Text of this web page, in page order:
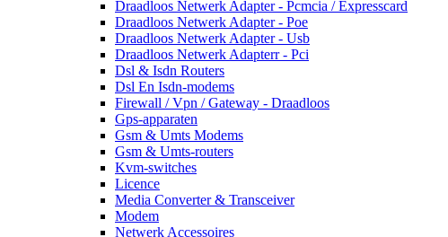
Draadloos Netwerk Adapter - Pcmcia / Expresscard
Draadloos Netwerk Adapter - Poe
Draadloos Netwerk Adapter - Usb
Draadloos Netwerk Adapterr - Pci
Dsl & Isdn Routers
Dsl En Isdn-modems
Firewall / Vpn / Gateway - Draadloos
Gps-apparaten
Gsm & Umts Modems
Gsm & Umts-routers
Kvm-switches
Licence
Media Converter & Transceiver
Modem
Netwerk Accessoires